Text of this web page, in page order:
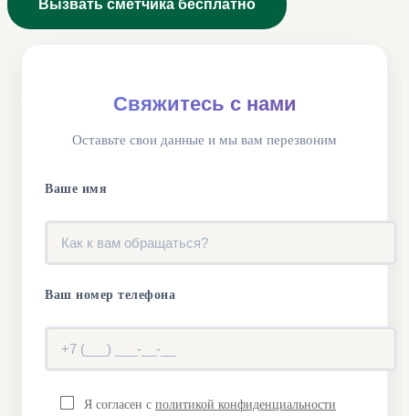
Вызвать сметчика бесплатно
Свяжитесь с нами
Оставьте свои данные и мы вам перезвоним
Ваше имя
Ваш номер телефона
Я согласен с политикой конфиденциальности